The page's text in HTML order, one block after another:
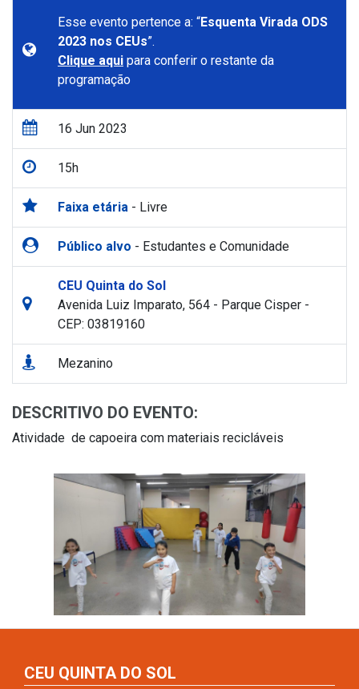
Esse evento pertence a: “Esquenta Virada ODS
2023 nos CEUs”.
Clique aqui para conferir o restante da
programação
16 Jun 2023
15h
Faixa etária - Livre
Público alvo - Estudantes e Comunidade
CEU Quinta do Sol
Avenida Luiz Imparato, 564 - Parque Cisper -
CEP: 03819160
Mezanino
DESCRITIVO DO EVENTO:
Atividade de capoeira com materiais recicláveis
CEU QUINTA DO SOL